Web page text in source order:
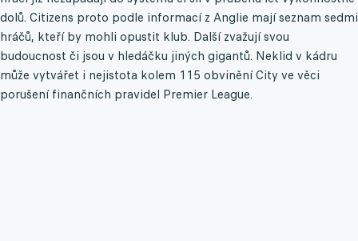
dolů. Citizens proto podle informací z Anglie mají seznam sedmi
hráčů, kteří by mohli opustit klub. Další zvažují svou
budoucnost či jsou v hledáčku jiných gigantů. Neklid v kádru
může vytvářet i nejistota kolem 115 obvinění City ve věci
porušení finančních pravidel Premier League.